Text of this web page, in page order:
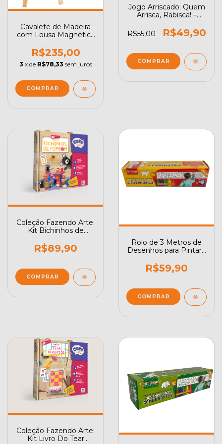
Cavalete de Madeira
com Lousa Magnética
Face Grande
R$235,00
3 x de R$78,33 sem juros
Jogo Arriscado: Quem
Arrisca, Rabisca! –
R$55,00
R$49,90
Coleção Fazendo Arte:
Kit Bichinhos de
R$89,90
Rolo de 3 Metros de
Desenhos para Pintar -
Fazendinha
R$59,90
Coleção Fazendo Arte:
Kit Livro Do Tear